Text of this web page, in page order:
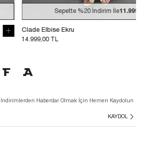
11.999,20 TL
İndirimlerden Haberdar Olmak İçin Hemen Kaydolun
KAYDOL